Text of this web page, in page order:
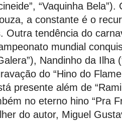
“Vaquinha
a constante é o
Outra tendência do
mundial
Nandinho da Ilha
do “Hino do
presente além de
no eterno hino “Pra
do autor, Miguel